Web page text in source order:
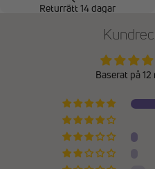
Returrätt 14 dagar
Baserat på